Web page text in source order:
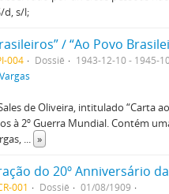
d, s/l;
/ “Ao Povo
004 Dossiê
1943-12-10 - 1945-
de Oliveira, intitulado “Carta
à 2º Guerra Mundial. Contém
... »
do 20º Anniversário
001 Dossiê
01/08/1909